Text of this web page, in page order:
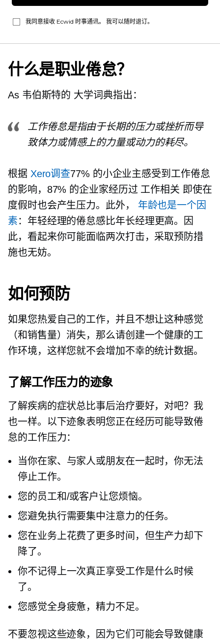
我同意接收 Ecwid 时事通讯。 我可以随时退订。
什么是职业倦怠？
As 韦伯斯特的 大学词典指出：
工作倦怠是指由于长期的压力或挫折而导
致体力或情感上的力量或动力的耗尽。
根据 Xero调查77% 的小企业主感受到工作倦怠
的影响，87% 的企业家经历过 工作相关 即使在
度假时也会产生压力。此外， 年龄也是一个因
素：年轻经理的倦怠感比年长经理更高。因
此，看起来你可能面临两次打击，采取预防措
施也无妨。
如何预防
如果您热爱自己的工作，并且不想让这种感觉
（和销售量）消失，那么请创建一个健康的工
作环境，这样您就不会增加不幸的统计数据。
了解工作压力的迹象
了解疾病的症状总比事后治疗要好，对吧？我
也一样。以下迹象表明您正在经历可能导致倦
怠的工作压力：
当你在家、与家人或朋友在一起时，你无法
停止工作。
您的员工和/或客户让您烦恼。
您避免执行需要集中注意力的任务。
您在业务上花费了更多时间，但生产力却下
降了。
你不记得上一次真正享受工作是什么时候
了。
您感觉全身疲惫，精力不足。
不要忽视这些迹象，因为它们可能会导致健康